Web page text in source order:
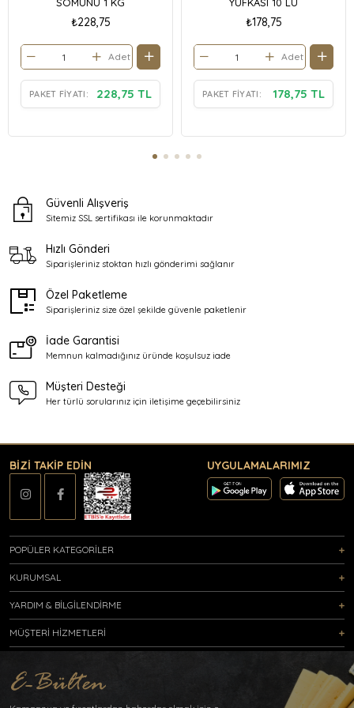
₺228,75
Adet
PAKET FIYATI: 228,75 TL
₺178,75
Adet
PAKET FIYATI: 178,75 TL
Güvenli Alışveriş
Sitemiz SSL sertifikası ile korunmaktadır
Hızlı Gönderi
Siparişleriniz stoktan hızlı gönderimi sağlanır
Özel Paketleme
Siparişleriniz size özel şekilde güvenle paketlenir
İade Garantisi
Memnun kalmadığınız üründe koşulsuz iade
Müşteri Desteği
Her türlü sorularınız için iletişime geçebilirsiniz
BİZİ TAKİP EDİN UYGULAMALARIMIZ
POPÜLER KATEGORİLER
KURUMSAL
YARDIM & BİLGİLENDİRME
MÜŞTERİ HİZMETLERİ